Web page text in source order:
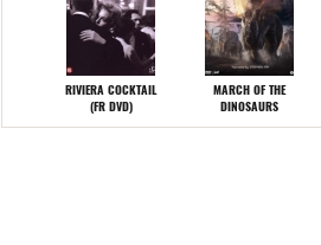
RIVIERA COCKTAIL
(FR DVD)
MARCH OF THE
DINOSAURS